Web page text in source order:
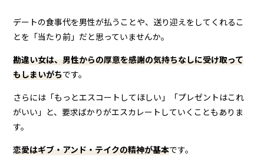
デートの食事代を男性が払うことや、送り迎えをしてくれるこ
とを「当たり前」だと思っていませんか。
勘違い女は、男性からの厚意を感謝の気持ちなしに受け取って
もしまいがちです。
さらには「もっとエスコートしてほしい」「プレゼントはこれ
がいい」と、要求ばかりがエスカレートしていくこともありま
す。
恋愛はギブ・アンド・テイクの精神が基本です。